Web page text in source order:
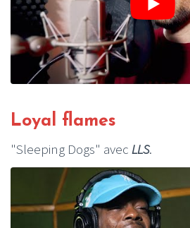
Loyal flames
"Sleeping Dogs" avec LLS.